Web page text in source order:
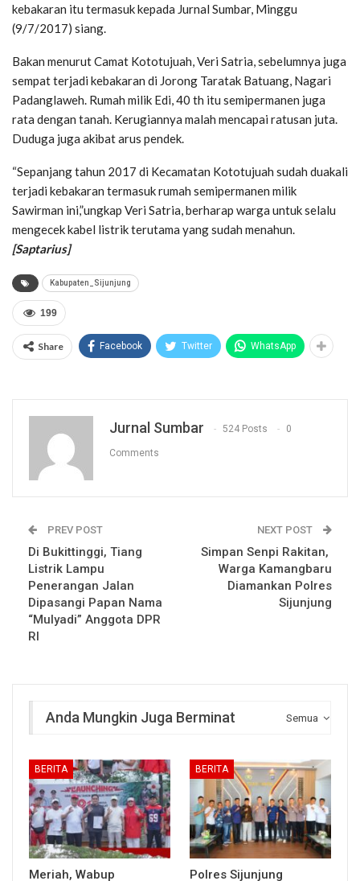
kebakaran itu termasuk kepada Jurnal Sumbar, Minggu
(9/7/2017) siang.
Bakan menurut Camat Kototujuah, Veri Satria, sebelumnya juga
sempat terjadi kebakaran di Jorong Taratak Batuang, Nagari
Padanglaweh. Rumah milik Edi, 40 th itu semipermanen juga
rata dengan tanah. Kerugiannya malah mencapai ratusan juta.
Duduga juga akibat arus pendek.
“Sepanjang tahun 2017 di Kecamatan Kototujuah sudah duakali
terjadi kebakaran termasuk rumah semipermanen milik
Sawirman ini,”ungkap Veri Satria, berharap warga untuk selalu
mengecek kabel listrik terutama yang sudah menahun.
[Saptarius]
Kabupaten_Sijunjung
199
Share Facebook Twitter WhatsApp
Jurnal Sumbar 524 Posts 0
Comments
PREV POST
Di Bukittinggi, Tiang
Listrik Lampu
Penerangan Jalan
Dipasangi Papan Nama
“Mulyadi” Anggota DPR
RI
NEXT POST
Simpan Senpi Rakitan,
Warga Kamangbaru
Diamankan Polres
Sijunjung
Semua
Anda Mungkin Juga Berminat
BERITA
Meriah, Wabup
BERITA
Polres Sijunjung